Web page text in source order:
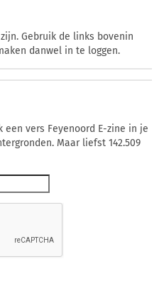
Gebruik de links bovenin
danwel in te loggen.
vers Feyenoord E-zine in je
Maar liefst 142.509